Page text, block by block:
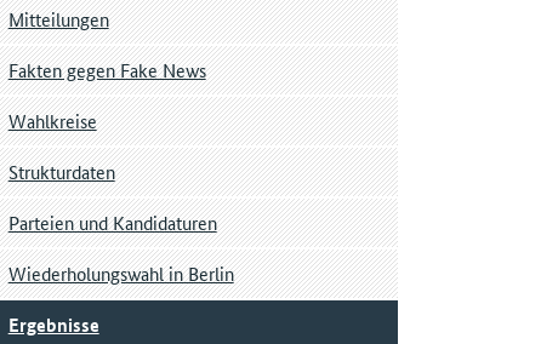
Mitteilungen
Fakten gegen Fake News
Wahlkreise
Strukturdaten
Parteien und Kandidaturen
Wiederholungswahl in Berlin
Ergebnisse